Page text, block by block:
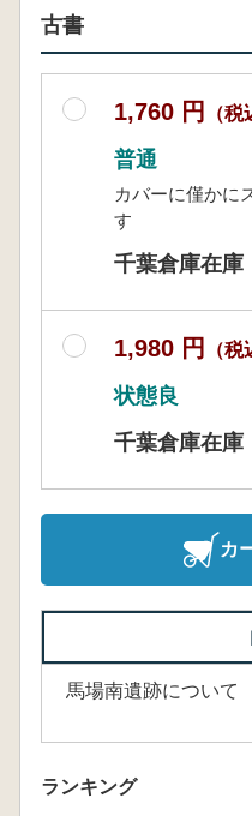
古書
1,760 円 （税
普通
カバーに僅か
す
千葉倉庫在庫
1,980 円 （税
状態良
千葉倉庫在庫
カ
馬場南遺跡について
ランキング